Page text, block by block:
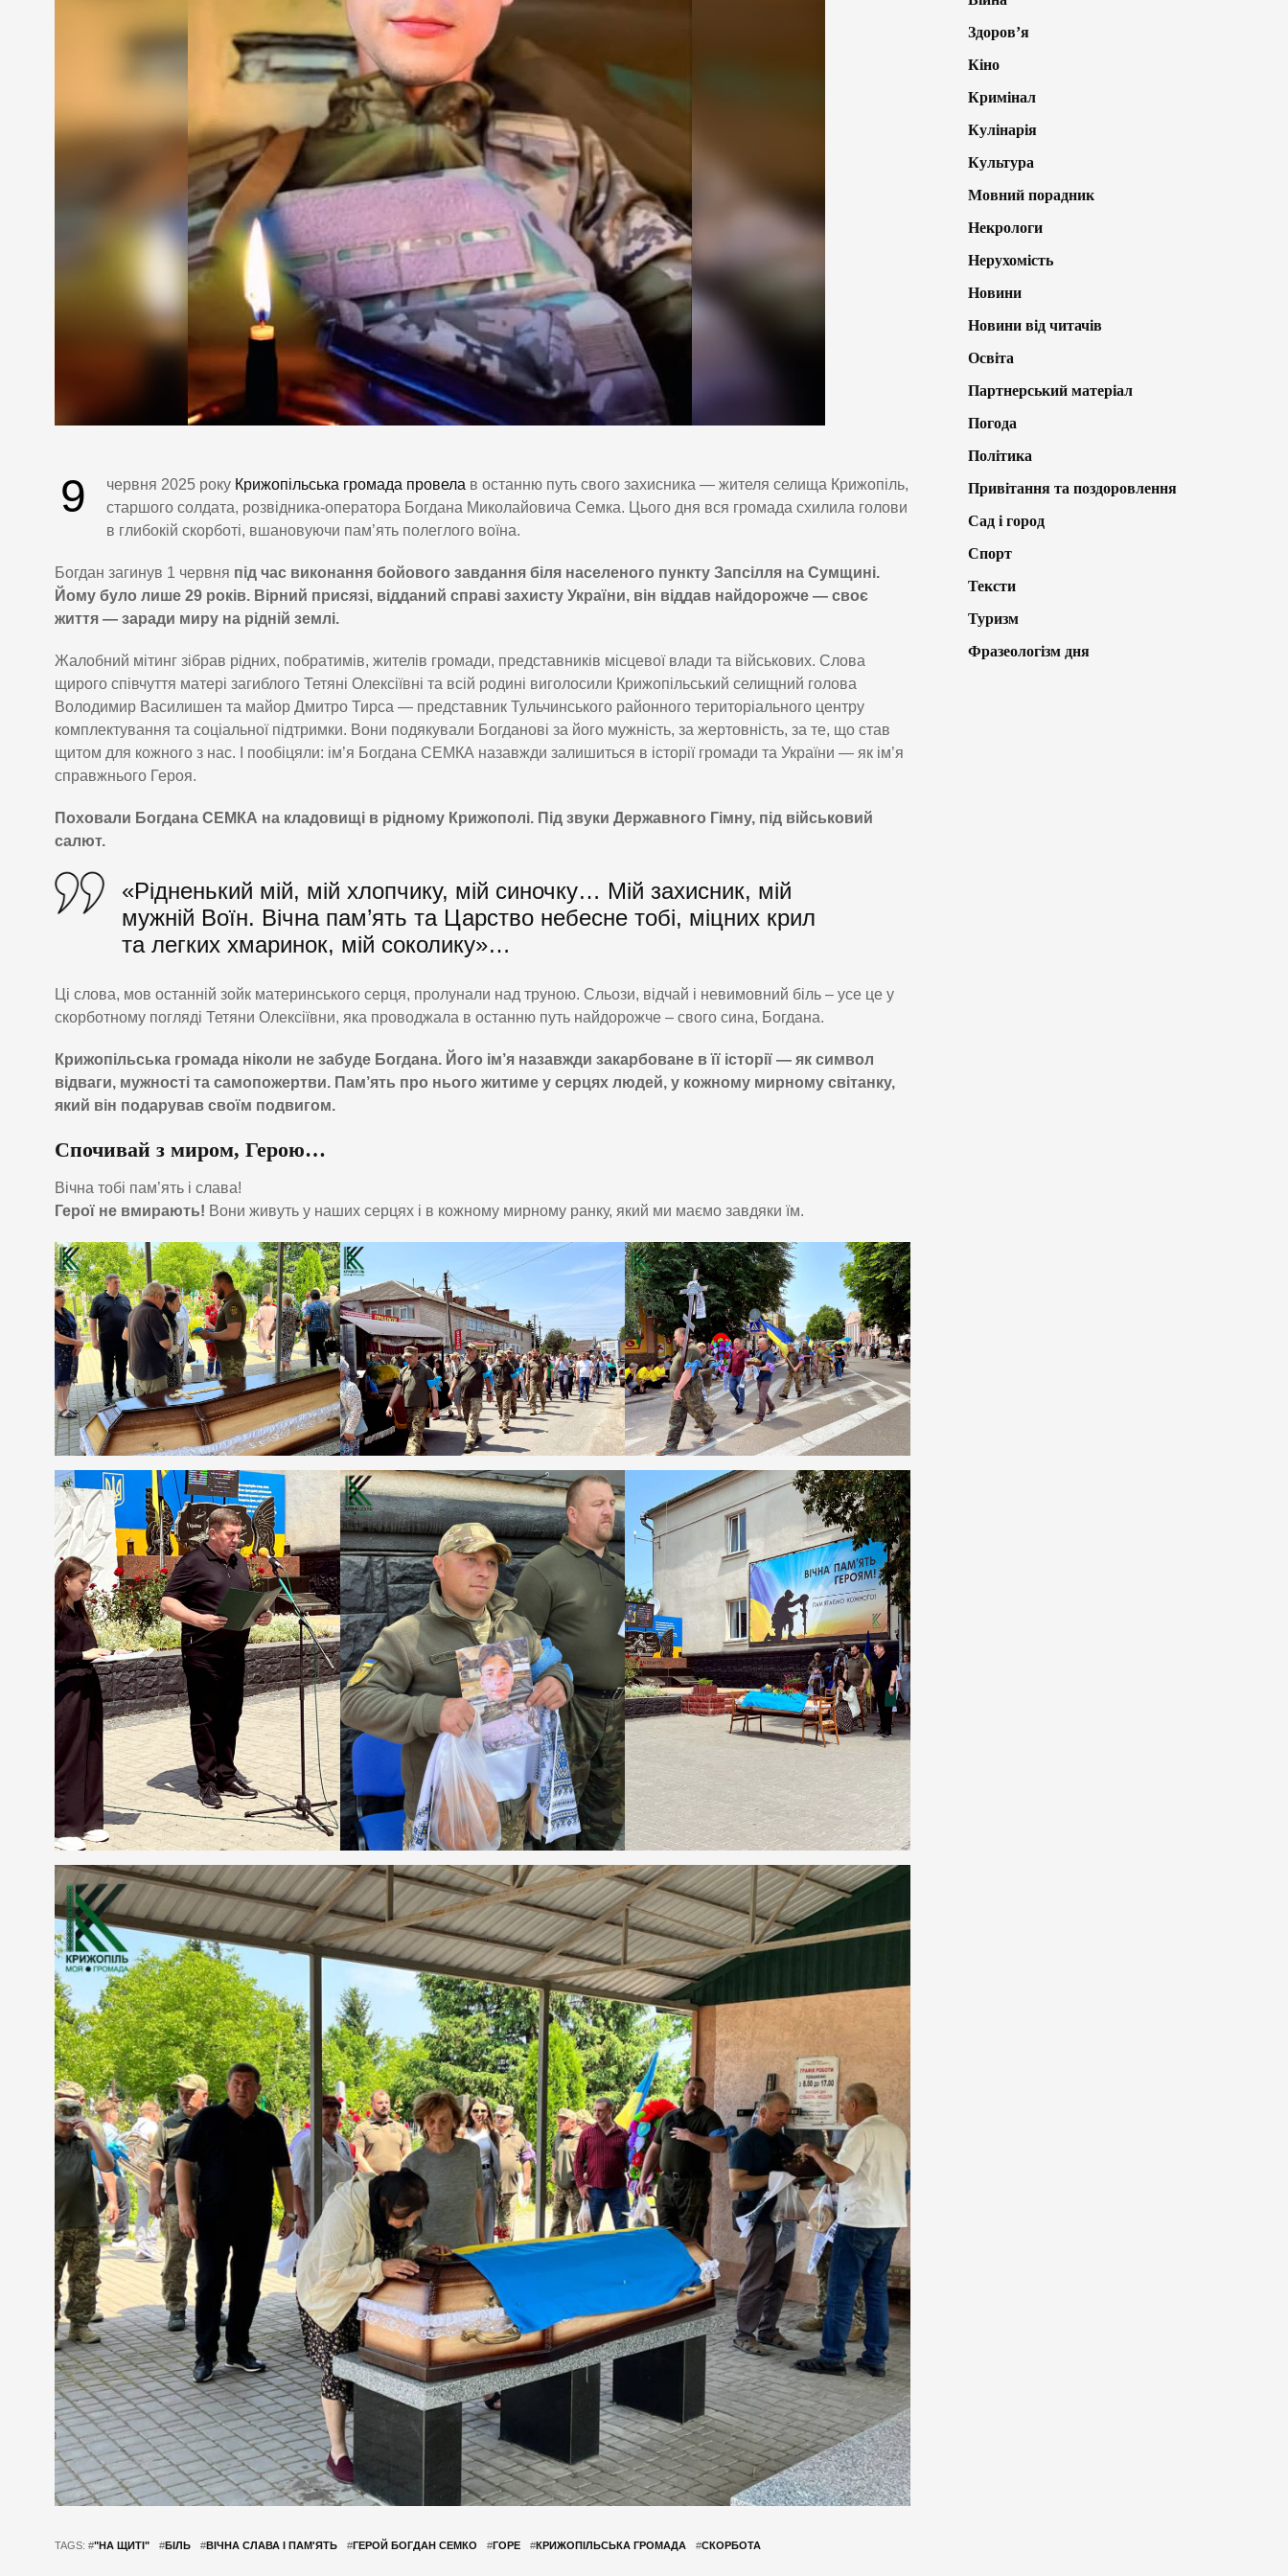
9 червня 2025 року Крижопільська громада провела в останню путь свого захисника — жителя селища Крижопіль,
старшого солдата, розвідника-оператора Богдана Миколайовича Семка. Цього дня вся громада схилила голови
в глибокій скорботі, вшановуючи пам’ять полеглого воїна.
Богдан загинув 1 червня під час виконання бойового завдання біля населеного пункту Запсілля на Сумщині.
Йому було лише 29 років. Вірний присязі, відданий справі захисту України, він віддав найдорожче — своє
життя — заради миру на рідній землі.
Жалобний мітинг зібрав рідних, побратимів, жителів громади, представників місцевої влади та військових. Слова
щирого співчуття матері загиблого Тетяні Олексіївні та всій родині виголосили Крижопільський селищний голова
Володимир Василишен та майор Дмитро Тирса — представник Тульчинського районного територіального центру
комплектування та соціальної підтримки. Вони подякували Богданові за його мужність, за жертовність, за те, що став
щитом для кожного з нас. І пообіцяли: ім’я Богдана СЕМКА назавжди залишиться в історії громади та України — як ім’я
справжнього Героя.
Поховали Богдана СЕМКА на кладовищі в рідному Крижополі. Під звуки Державного Гімну, під військовий
салют.
«Рідненький мій, мій хлопчику, мій синочку… Мій захисник, мій
мужній Воїн. Вічна пам’ять та Царство небесне тобі, міцних крил
та легких хмаринок, мій соколику»…
Ці слова, мов останній зойк материнського серця, пролунали над труною. Сльози, відчай і невимовний біль – усе це у
скорботному погляді Тетяни Олексіївни, яка проводжала в останню путь найдорожче – свого сина, Богдана.
Крижопільська громада ніколи не забуде Богдана. Його ім’я назавжди закарбоване в її історії — як символ
відваги, мужності та самопожертви. Пам’ять про нього житиме у серцях людей, у кожному мирному світанку,
який він подарував своїм подвигом.
Спочивай з миром, Герою…
Вічна тобі пам’ять і слава!
Герої не вмирають! Вони живуть у наших серцях і в кожному мирному ранку, який ми маємо завдяки їм.
TAGS: #"НА ЩИТІ" #БІЛЬ #ВІЧНА СЛАВА І ПАМ'ЯТЬ #ГЕРОЙ БОГДАН СЕМКО #ГОРЕ #КРИЖОПІЛЬСЬКА ГРОМАДА #СКОРБОТА
Здоров’я
Кіно
Кримінал
Кулінарія
Культура
Мовний порадник
Некрологи
Нерухомість
Новини
Новини від читачів
Освіта
Партнерський матеріал
Погода
Політика
Привітання та поздоровлення
Сад і город
Спорт
Тексти
Туризм
Фразеологізм дня